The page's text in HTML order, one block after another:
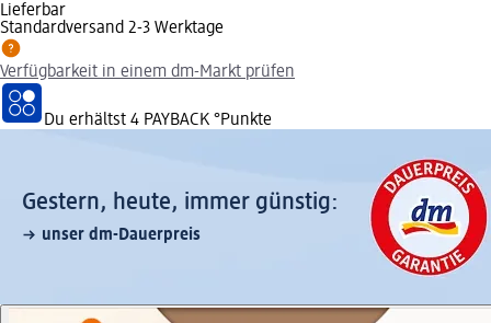
Lieferbar
Standardversand 2-3 Werktage
Verfügbarkeit in einem dm-Markt prüfen
Du erhältst 4 PAYBACK °Punkte
Gestern, heute, immer günstig:
unser dm-Dauerpreis